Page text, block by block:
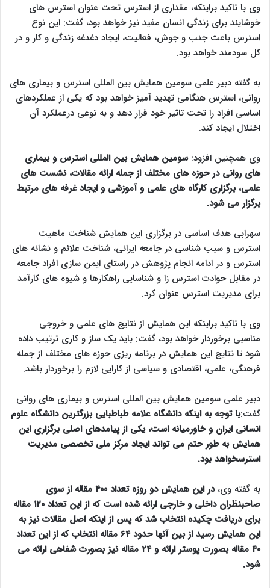
وی با تاکید براینکه، مقداری از استرس تحت عنوان استرس های
خوشایند برای زندگی انسان مفید نیز خواهد بود، گفت: این نوع
استرس باعث جنب و جوش، فعالیت، ایجاد دغدغه زندگی و کار و در
کل سودمند خواهد بود.
به گفته دبیر علمی سومین همایش بین المللی استرس و بیماری های
روانی، استرس هنگامی تهدید آمیز خواهد بود که یکی از عملکردهای
اساسی افراد را تحت تاثیر خود قرار دهد و به نوعی درعملکرد آن
اختلال ایجاد کند.
وی همچنین افزود:سومین همایش بین المللی استرس و بیماری
های روانی در حوزه های مختلف از جمله ارائه مقالات، نشست های
علمی، برگزاری کارگاه های علمی و آموزشی و ایجاد غرفه های مرتبط
برگزار می شود.
سهرابی هدف اساسی در برگزاری این همایش شناخت ماهیت
استرس و سبب شناسی در جامعه ایرانی، شناخت علائم و نشانه های
استرس و در ادامه انجام پژوهش در راستای ایمن سازی افراد جامعه
در مقابل حوادث استرس زا و شناسایی راهکارها و شیوه های کارآمد
برای مدیریت استرس عنوان کرد.
وی با تاکید براینکه این همایش از نتایج های علمی و خروجی
مناسبی برخوردار خواهد بود، گفت: باید یک ساز و کاری ترتیب داده
شود تا نتایج این همایش در برنامه ریزی حوزه های مختلف از جمله
فرهنگی، علمی، اقتصادی و سیاسی از کارایی لازم را برخوردار باشد.
دبیر علمی سومین همایش بین المللی استرس و بیماری های روانی
گفت:با توجه به اینکه دانشگاه علامه طباطبایی بزرگترین دانشگاه علوم
انسانی ایران و خاورمیانه است، یکی از پیامدهای اصلی برگزاری این
همایش به طور حتم می تواند ایجاد مرکز ملی تخصصی مدیریت
استرسخواهد بود.
به گفته وی،
در این همایش دو روزه تعداد ۴۰۰ مقاله از سوی
صاحبنظران داخلی و خارجی ارائه شده است که از این تعداد ۱۲۰ مقاله
برای دریافت چکیده انتخاب شد که پس از اینکه اصل مقالات نیز به
این همایش رسید از بین آنها حدود ۶۴ مقاله انتخاب که از این تعداد
۴۰ مقاله بصورت پوستر ارائه و ۲۴ مقاله نیز بصورت شفاهی ارائه می
شود.